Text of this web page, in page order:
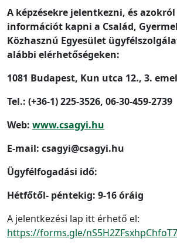
A képzésekre jelentkezni, és
információt kapni a Család,
Közhasznú Egyesület
alábbi elérhetőségeken:
1081 Budapest, Kun utca 12., 3.
Tel.: (+36-1) 225-3526, 06-30-459-2739
Web: www.csagyi.hu
E-mail: csagyi@csagyi.hu
Ügyfélfogadási idő:
Hétfőtől- péntekig: 9-16 óráig
A jelentkezési lap itt érhető el:
https://forms.gle/nS5H2ZFsxhpChfoT7